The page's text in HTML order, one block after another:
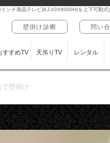
ンチ液晶テレビ(KJ-43X8000H)を上下可動式
壁掛け診断 問い
すすめTV 天吊りTV レンタル
で壁掛け